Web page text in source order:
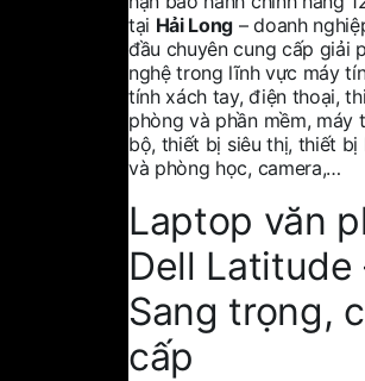
tại Hải Long – doanh
đầu chuyên cung cấp giải
nghệ trong lĩnh vực máy
tính xách tay, điện thoại,
phòng và phần mềm, máy
bộ, thiết bị siêu thị, thiết bị
và phòng học, camera,…
Laptop văn
Dell Latitude
Sang trọng,
cấp